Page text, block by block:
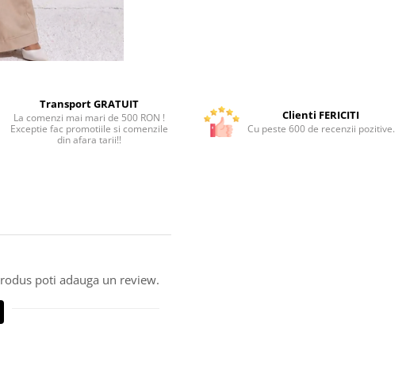
Transport GRATUIT
La comenzi mai mari de 500 RON !
Exceptie fac promotiile si comenzile
din afara tarii!!
Clienti FERICITI
Cu peste 600 de recenzii pozitive.
poti adauga un review.